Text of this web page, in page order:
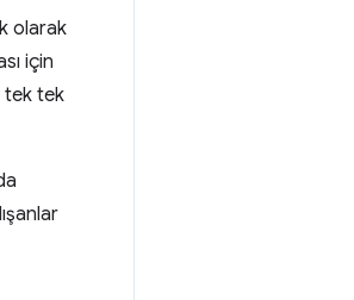
olarak
için
tek tek